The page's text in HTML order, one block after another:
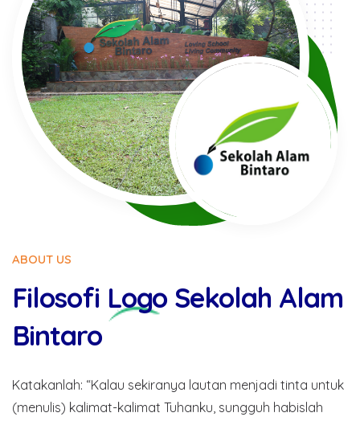
ABOUT US
Filosofi Logo Sekolah Alam
Bintaro
Katakanlah: “Kalau sekiranya lautan menjadi tinta untuk
(menulis) kalimat-kalimat Tuhanku, sungguh habislah